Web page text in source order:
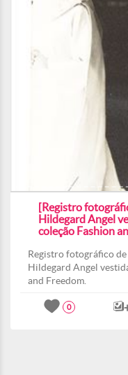
[Registro
Hildegard Angel
coleção Fashion
Registro fotográfico
Hildegard Angel
and Freedom.
0